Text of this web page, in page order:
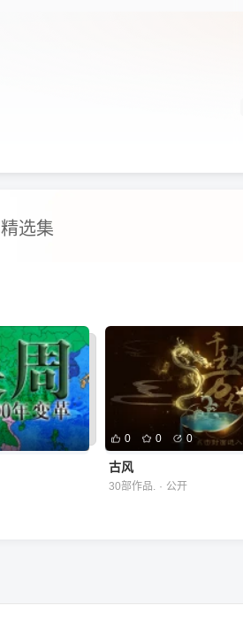
精选集
0 0 0
古风
30部作品. · 公开